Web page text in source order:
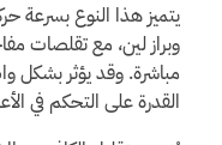
يتميز هذا النوع بسرعة
وبراز لين، مع تقلصات
مباشرة. وقد يؤثر بشكل
القدرة على التحكم في